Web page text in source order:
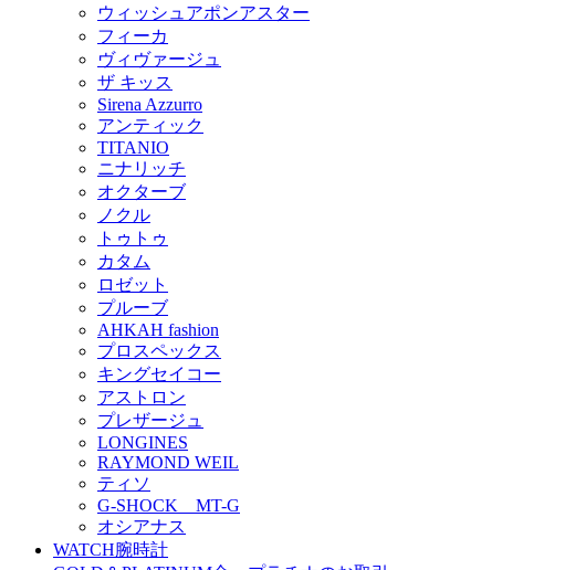
ウィッシュアポンアスター
フィーカ
ヴィヴァージュ
ザ キッス
Sirena Azzurro
アンティック
TITANIO
ニナリッチ
オクターブ
ノクル
トゥトゥ
カタム
ロゼット
プルーブ
AHKAH fashion
プロスペックス
キングセイコー
アストロン
プレザージュ
LONGINES
RAYMOND WEIL
ティソ
G-SHOCK MT-G
オシアナス
WATCH腕時計